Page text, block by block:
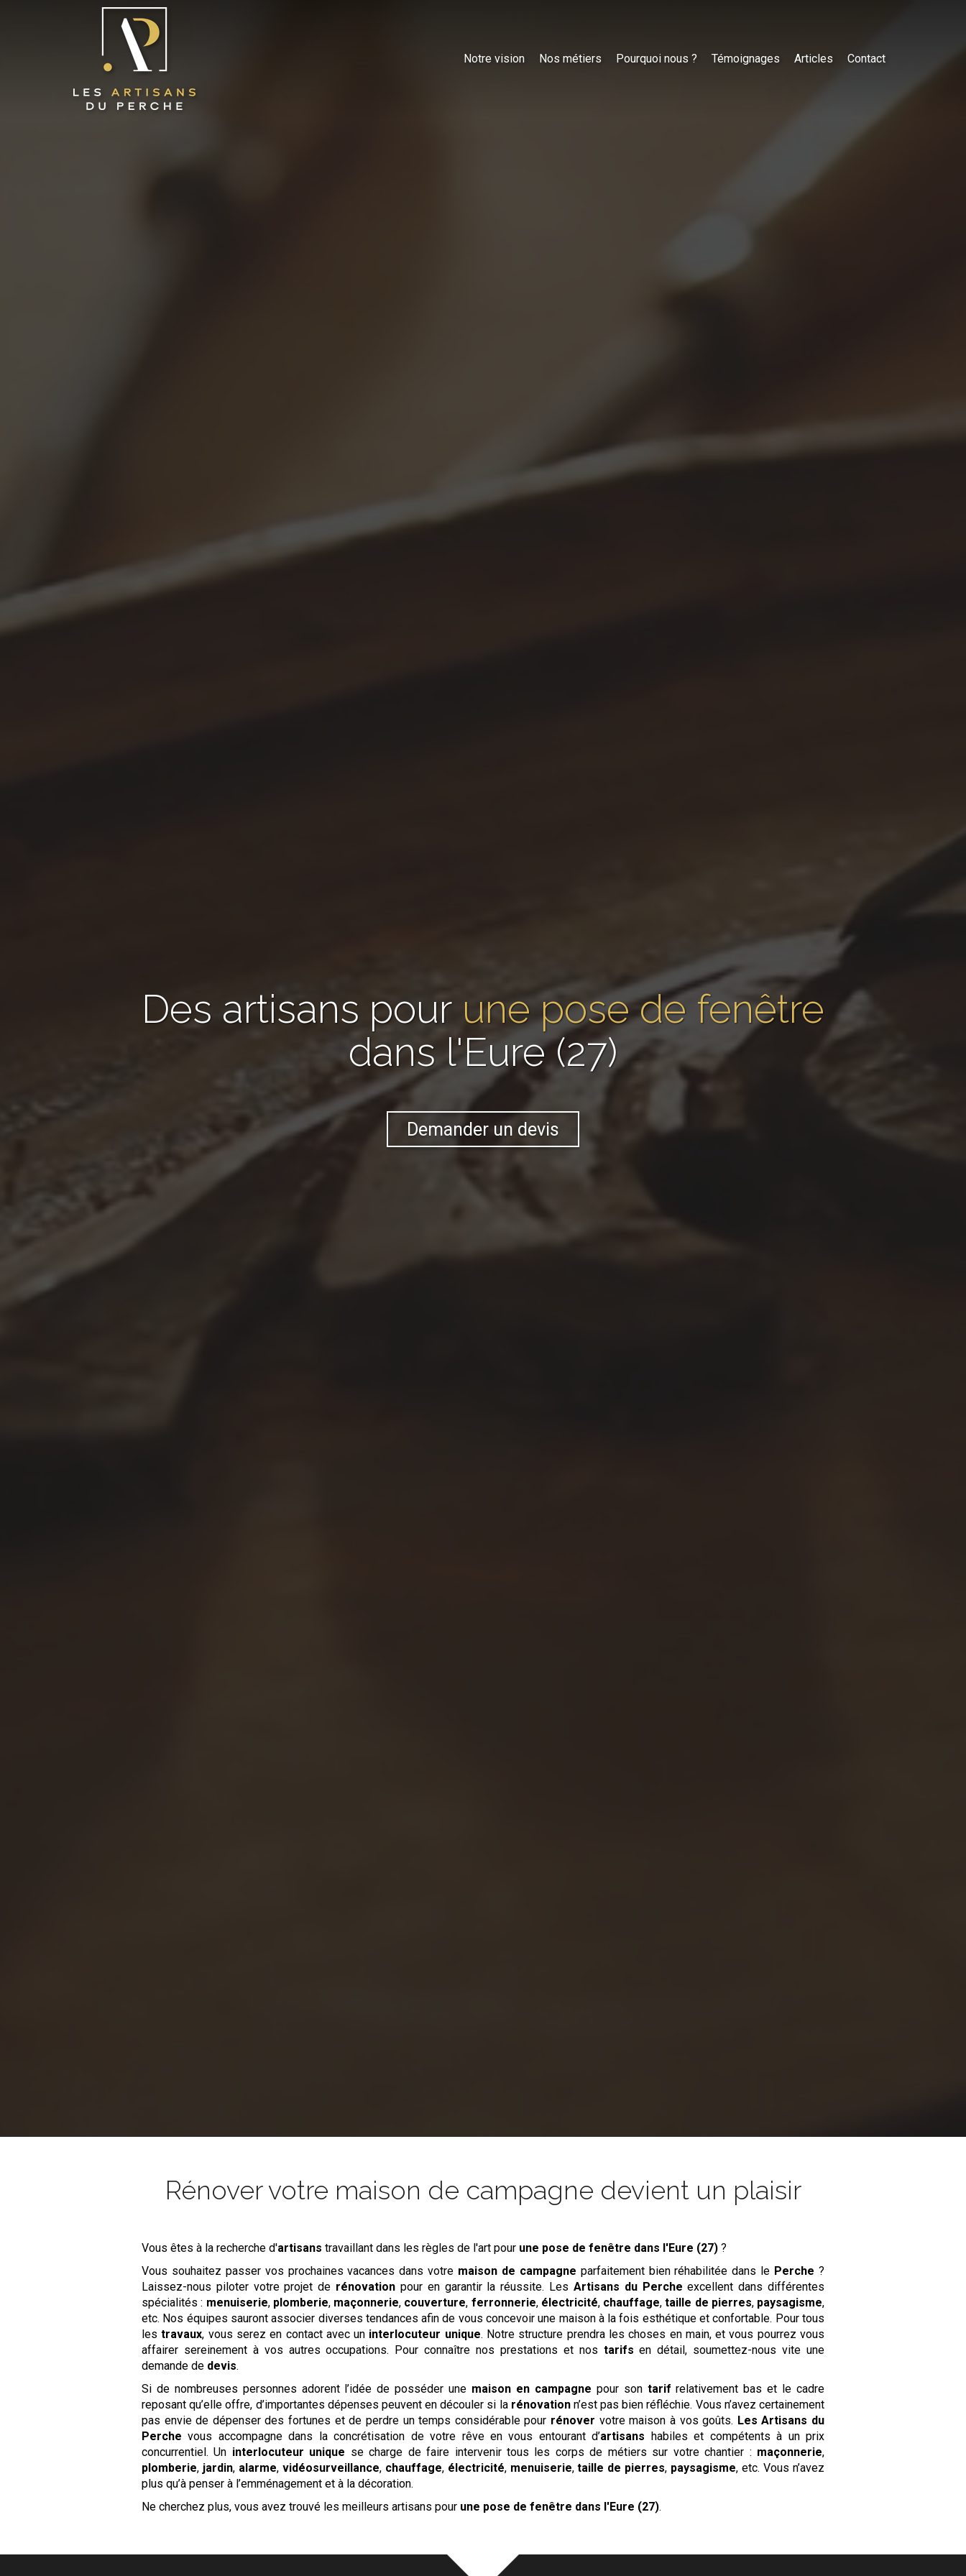
Notre vision Nos métiers Pourquoi nous ? Témoignages Articles Contact
Des artisans pour une pose de fenêtre
dans l'Eure (27)
Demander un devis
Rénover votre maison de campagne devient un plaisir
Vous êtes à la recherche d'artisanstravaillant dans les règles de l'art pour une pose de fenêtre dans l'Eure (27) ?
Vous souhaitez passer vos prochaines vacances dans votre maison de campagne parfaitement bien réhabilitée dans le Perche ?
Laissez-nous piloter votre projet de rénovation pour en garantir la réussite. Les Artisans du Perche excellent dans différentes
spécialités : menuiserie, plomberie, maçonnerie, couverture, ferronnerie, électricité, chauffage,taille de pierres, paysagisme,
etc. Nos équipes sauront associer diverses tendances afin de vous concevoir une maison à la fois esthétique et confortable. Pour tous
lestravaux, vous serez en contact avec un interlocuteur unique. Notre structure prendra les choses en main, et vous pourrez vous
affairer sereinement à vos autres occupations. Pour connaître nos prestations et nos tarifs en détail, soumettez-nous vite une
demande de devis.
Si de nombreuses personnes adorent l’idée de posséder une maison en campagne pour son tarif relativement bas et le cadre
reposant qu’elle offre, d’importantes dépenses peuvent en découler si la rénovationn’est pas bien réfléchie. Vous n’avez certainement
pas envie de dépenser des fortunes et de perdre un temps considérable pour rénover votre maison à vos goûts. Les Artisans du
Perche vous accompagne dans la concrétisation de votre rêve en vous entourant d’artisans habiles et compétents à un prix
concurrentiel. Un interlocuteur unique se charge de faire intervenir tous les corps de métiers sur votre chantier : maçonnerie,
plomberie, jardin, alarme, vidéosurveillance, chauffage, électricité, menuiserie,taille de pierres, paysagisme, etc. Vous n’avez
plus qu’à penser à l’emménagement et à la décoration.
Ne cherchez plus, vous avez trouvé les meilleurs artisans pour une pose de fenêtre dans l'Eure (27).